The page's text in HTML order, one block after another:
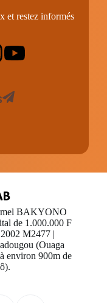
et restez informés
BAKYONO
de 1.000.000 F
M2477 |
(Ouaga
environ 900m de